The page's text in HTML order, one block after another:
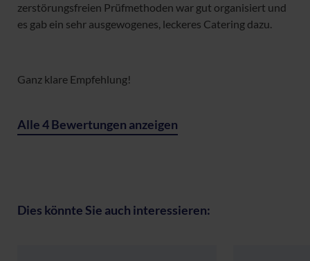
zerstörungsfreien Prüfmethoden war gut organisiert und
es gab ein sehr ausgewogenes, leckeres Catering dazu.
Ganz klare Empfehlung!
Alle 4 Bewertungen anzeigen
Dies könnte Sie auch interessieren: